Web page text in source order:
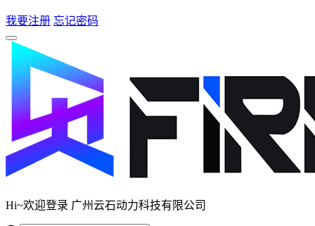
我要注册 忘记密码
Hi~欢迎登录 广州云石动力科技有限公司